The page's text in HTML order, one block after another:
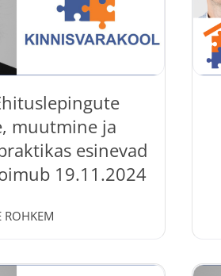
muutmine ja
esinevad
19.11.2024
esinevad probleemid ".
ROHKEM